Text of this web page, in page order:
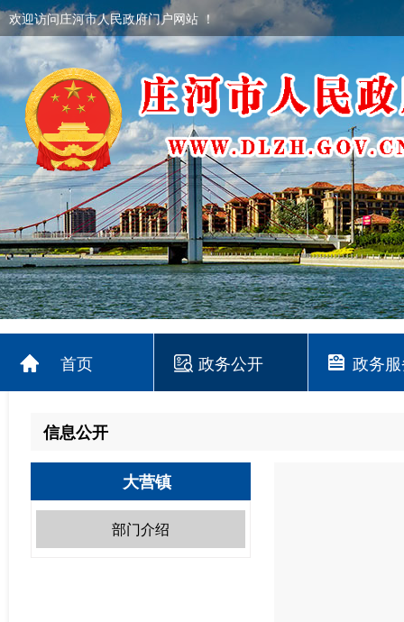
欢迎访问庄河市人民政府门户网站 ！
首页 政务公开 政务
信息公开
大营镇
部门介绍